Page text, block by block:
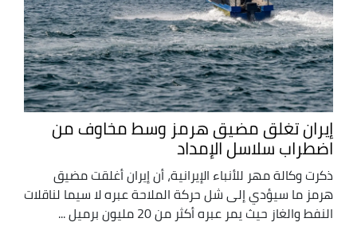
إيران تغلق مضيق هرمز وسط مخاوف من
اضطراب سلاسل الإمداد
ذكرت وكالة مهر للأنباء الإيرانية، أن إيران أغلقت مضيق
هرمز ما سيؤدي إلى شل حركة الملاحة عبره لا سيما لناقلات
النفط والغاز حيث يمر عبره أكثر من 20 مليون برميل ...